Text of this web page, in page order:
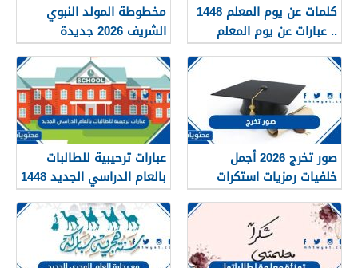
كلمات عن يوم المعلم 1448
.. عبارات عن يوم المعلم
مكتوبة 1448
مخطوطة المولد النبوي
الشريف 2026 جديدة
صور تخرج 2026 أجمل
خلفيات رمزيات استكرات
مبروك التخرج 1448
عبارات ترحيبية للطالبات
بالعام الدراسي الجديد 1448
بالصور